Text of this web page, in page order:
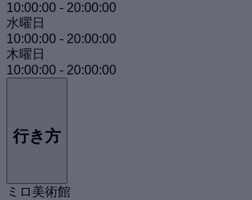
10:00:00 - 20:00:00
水曜日
10:00:00 - 20:00:00
木曜日
10:00:00 - 20:00:00
行き方
ミロ美術館